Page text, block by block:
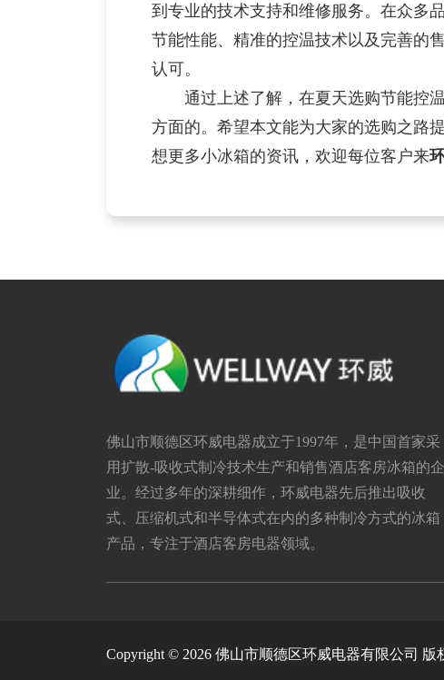
到专业的技术支持和维修服务。在众多
节能性能、精准的控温技术以及完善的
认可。
通过上述了解，在夏天选购节能控温
方面的。希望本文能为大家的选购之路
想更多小冰箱的资讯，欢迎每位客户来
佛山市顺德区环威电器成立于1997年，是中国首家采
用扩散-吸收式制冷技术生产和销售酒店客房冰箱的企
业。经过多年的深耕细作，环威电器先后推出吸收
式、压缩机式和半导体式在内的多种制冷方式的冰箱
产品，专注于酒店客房电器领域。
Copyright © 2026 佛山市顺德区环威电器有限公司 版